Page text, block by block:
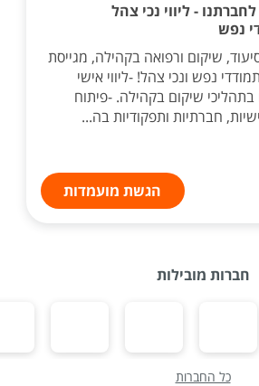
- ליווי נכי צהל
נפש
שיקום ורפואה בקהילה, מגייסת
נפש ונכי צהל! -ליווי אישי
שיקום בקהילה. -פיתוח
חברתיות ותפקודיות בה...
הגשת מועמדות
חברות מובילות
כל החברות